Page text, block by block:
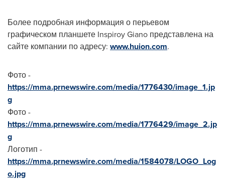
Более подробная информация о перьевом
графическом планшете Inspiroy Giano представлена на
сайте компании по адресу: www.huion.com.
Фото -
https://mma.prnewswire.com/media/1776430/image_1.jp
g
Фото -
https://mma.prnewswire.com/media/1776429/image_2.jp
g
Логотип -
https://mma.prnewswire.com/media/1584078/LOGO_Log
o.jpg